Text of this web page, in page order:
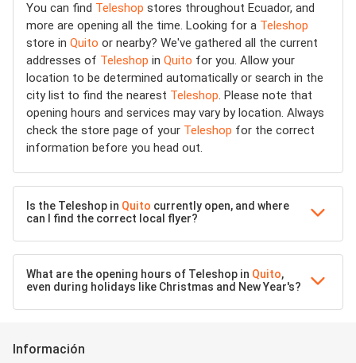
You can find Teleshop stores throughout Ecuador, and
more are opening all the time. Looking for a Teleshop
store in Quito or nearby? We've gathered all the current
addresses of Teleshop in Quito for you. Allow your
location to be determined automatically or search in the
city list to find the nearest Teleshop. Please note that
opening hours and services may vary by location. Always
check the store page of your Teleshop for the correct
information before you head out.
Is the Teleshop in Quito currently open, and where
can I find the correct local flyer?
What are the opening hours of Teleshop in Quito,
even during holidays like Christmas and New Year's?
Información